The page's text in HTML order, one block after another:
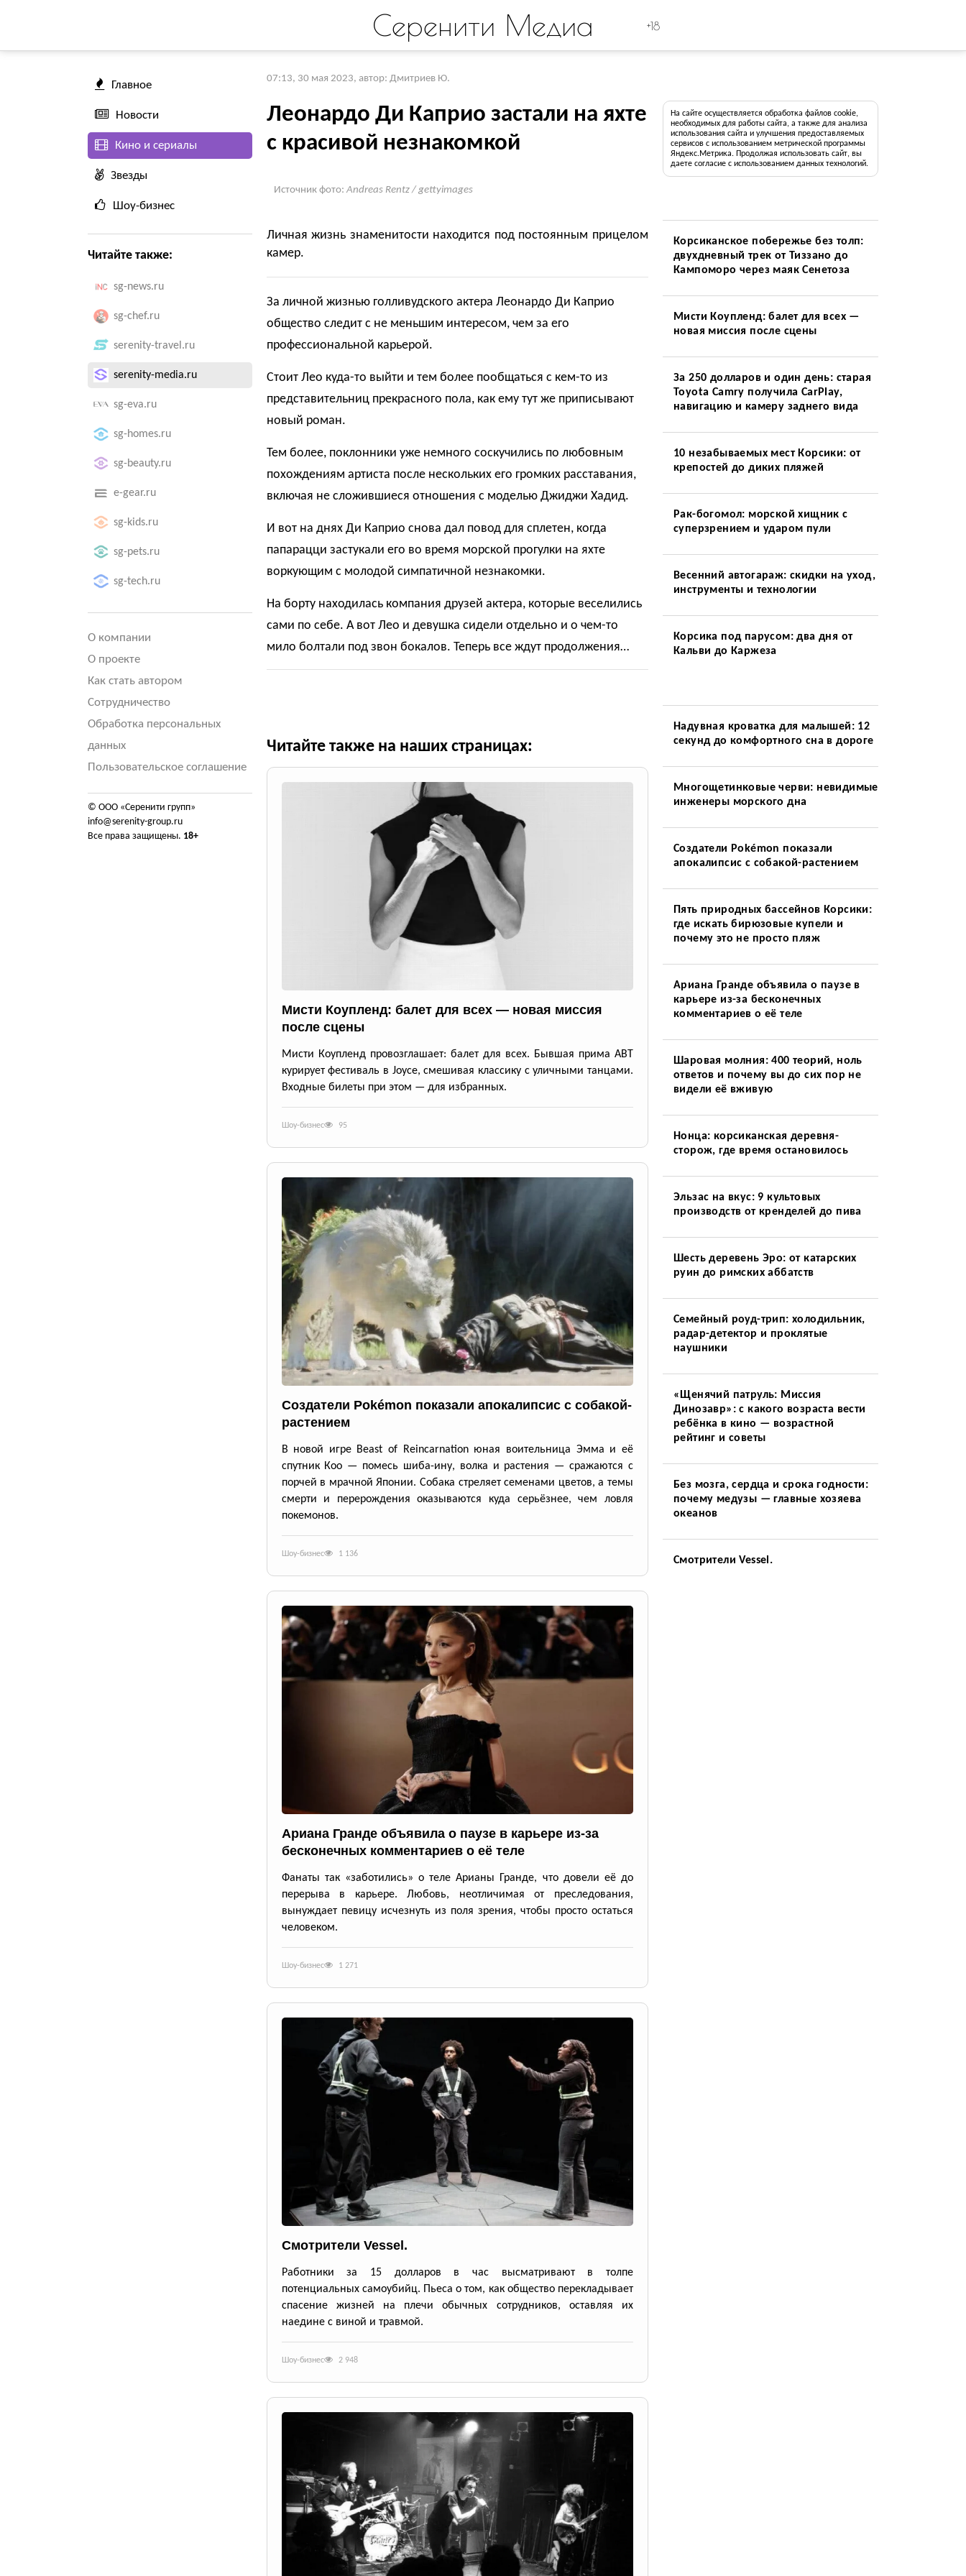
Серенити Медиа +18
Главное
Новости
Кино и сериалы
Звезды
Шоу-бизнес
Читайте также:
sg-news.ru
sg-chef.ru
serenity-travel.ru
serenity-media.ru
sg-eva.ru
sg-homes.ru
sg-beauty.ru
e-gear.ru
sg-kids.ru
sg-pets.ru
sg-tech.ru
О компании
О проекте
Как стать автором
Сотрудничество
Обработка персональных
данных
Пользовательское соглашение
© ООО «Серенити групп»
info@serenity-group.ru
Все права защищены. 18+
07:13, 30 мая 2023, автор: Дмитриев Ю.
Леонардо Ди Каприо застали на яхте
с красивой незнакомкой
Источник фото: Andreas Rentz / gettyimages
Личная жизнь знаменитости находится под постоянным прицелом
камер.
За личной жизнью голливудского актера Леонардо Ди Каприо
общество следит с не меньшим интересом, чем за его
профессиональной карьерой.
Стоит Лео куда-то выйти и тем более пообщаться с кем-то из
представительниц прекрасного пола, как ему тут же приписывают
новый роман.
Тем более, поклонники уже немного соскучились по любовным
похождениям артиста после нескольких его громких расставания,
включая не сложившиеся отношения с моделью Джиджи Хадид.
И вот на днях Ди Каприо снова дал повод для сплетен, когда
папарацци застукали его во время морской прогулки на яхте
воркующим с молодой симпатичной незнакомки.
На борту находилась компания друзей актера, которые веселились
сами по себе. А вот Лео и девушка сидели отдельно и о чем-то
мило болтали под звон бокалов. Теперь все ждут продолжения…
Читайте также на наших страницах:
Мисти Коупленд: балет для всех — новая миссия
после сцены
Мисти Коупленд провозглашает: балет для всех. Бывшая прима ABT
курирует фестиваль в Joyce, смешивая классику с уличными танцами.
Входные билеты при этом — для избранных.
Шоу-бизнес 95
Создатели Pokémon показали апокалипсис с собакой-
растением
В новой игре Beast of Reincarnation юная воительница Эмма и её
спутник Кoo — помесь шиба-ину, волка и растения — сражаются с
порчей в мрачной Японии. Собака стреляет семенами цветов, а темы
смерти и перерождения оказываются куда серьёзнее, чем ловля
покемонов.
Шоу-бизнес 1 136
Ариана Гранде объявила о паузе в карьере из-за
бесконечных комментариев о её теле
Фанаты так «заботились» о теле Арианы Гранде, что довели её до
перерыва в карьере. Любовь, неотличимая от преследования,
вынуждает певицу исчезнуть из поля зрения, чтобы просто остаться
человеком.
Шоу-бизнес 1 271
Смотрители Vessel.
Работники за 15 долларов в час высматривают в толпе
потенциальных самоубийц. Пьеса о том, как общество перекладывает
спасение жизней на плечи обычных сотрудников, оставляя их
наедине с виной и травмой.
Шоу-бизнес 2 948
На сайте осуществляется обработка файлов cookie,
необходимых для работы сайта, а также для анализа
использования сайта и улучшения предоставляемых
сервисов с использованием метрической программы
Яндекс.Метрика. Продолжая использовать сайт, вы
даете согласие с использованием данных технологий.
Корсиканское побережье без толп:
двухдневный трек от Тиззано до
Кампоморо через маяк Сенетоза
Мисти Коупленд: балет для всех —
новая миссия после сцены
За 250 долларов и один день: старая
Toyota Camry получила CarPlay,
навигацию и камеру заднего вида
10 незабываемых мест Корсики: от
крепостей до диких пляжей
Рак-богомол: морской хищник с
суперзрением и ударом пули
Весенний автогараж: скидки на уход,
инструменты и технологии
Корсика под парусом: два дня от
Кальви до Каржеза
Надувная кроватка для малышей: 12
секунд до комфортного сна в дороге
Многощетинковые черви: невидимые
инженеры морского дна
Создатели Pokémon показали
апокалипсис с собакой-растением
Пять природных бассейнов Корсики:
где искать бирюзовые купели и
почему это не просто пляж
Ариана Гранде объявила о паузе в
карьере из-за бесконечных
комментариев о её теле
Шаровая молния: 400 теорий, ноль
ответов и почему вы до сих пор не
видели её вживую
Нонца: корсиканская деревня-
сторож, где время остановилось
Эльзас на вкус: 9 культовых
производств от кренделей до пива
Шесть деревень Эро: от катарских
руин до римских аббатств
Семейный роуд-трип: холодильник,
радар-детектор и проклятые
наушники
«Щенячий патруль: Миссия
Динозавр»: с какого возраста вести
ребёнка в кино — возрастной
рейтинг и советы
Без мозга, сердца и срока годности:
почему медузы — главные хозяева
океанов
Смотрители Vessel.